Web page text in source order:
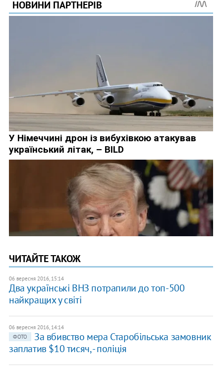
ЧИТАЙТЕ ТАКОЖ
06 вересня 2016, 15:14
Два українські ВНЗ потрапили до топ-500
найкращих у світі
06 вересня 2016, 14:14
ФОТО
За вбивство мера Старобільська замовник
заплатив $10 тисяч, - поліція